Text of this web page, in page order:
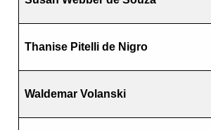
Thanise Pitelli de Nigro
Waldemar Volanski